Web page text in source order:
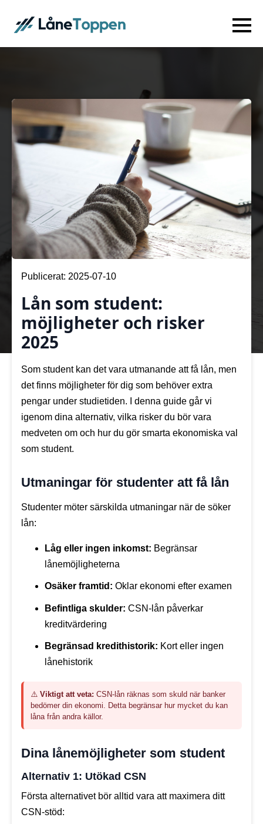
Publicerat: 2025-07-10
Lån som student:
möjligheter och risker
2025
Som student kan det vara utmanande att få lån, men
det finns möjligheter för dig som behöver extra
pengar under studietiden. I denna guide går vi
igenom dina alternativ, vilka risker du bör vara
medveten om och hur du gör smarta ekonomiska val
som student.
Utmaningar för studenter att få lån
Studenter möter särskilda utmaningar när de söker
lån:
Låg eller ingen inkomst: Begränsar
lånemöjligheterna
Osäker framtid: Oklar ekonomi efter examen
Befintliga skulder: CSN-lån påverkar
kreditvärdering
Begränsad kredithistorik: Kort eller ingen
lånehistorik
⚠️ Viktigt att veta: CSN-lån räknas som skuld när banker
bedömer din ekonomi. Detta begränsar hur mycket du kan
låna från andra källor.
Dina lånemöjligheter som student
Alternativ 1: Utökad CSN
Första alternativet bör alltid vara att maximera ditt
CSN-stöd: